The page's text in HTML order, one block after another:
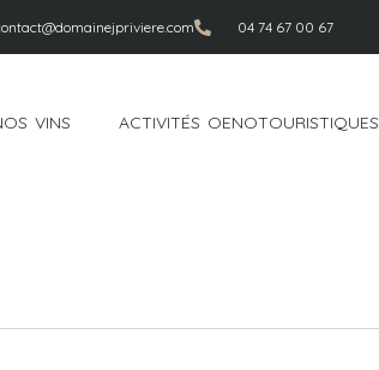
04 74 67 00 67
VINS ACTIVITÉS OENOTOURISTIQUES